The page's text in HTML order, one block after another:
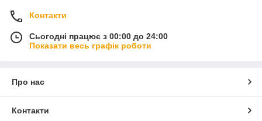
Контакти
Сьогодні працює з 00:00 до 24:00
Показати весь графік роботи
Про нас
Контакти